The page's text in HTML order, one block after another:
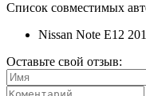
Список совместимых
Nissan Note E12
Оставьте свой отзыв: